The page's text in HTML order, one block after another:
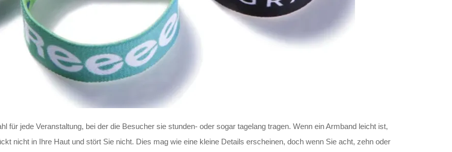
für jede Veranstaltung, bei der die Besucher sie stunden- oder sogar tagelang tragen. Wenn ein Armband leicht ist,
nicht in Ihre Haut und stört Sie nicht. Dies mag wie eine kleine Details erscheinen, doch wenn Sie acht, zehn oder